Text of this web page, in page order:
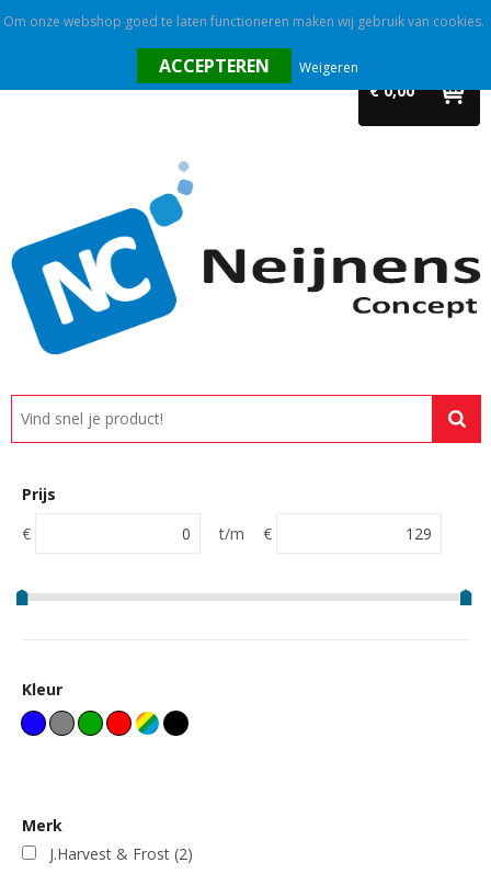
€ 0,00
Promotietextiel
Tassen
Alle categorieën
Custom made
Prijs
€
t/m €
Kleur
Merk
J.Harvest & Frost (2)
Om onze webshop goed te laten functioneren maken wij gebruik van cookies.
Weigeren